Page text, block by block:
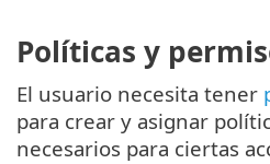
Políticas y
El usuario necesita tener
para crear y asignar
necesarios para ciertas